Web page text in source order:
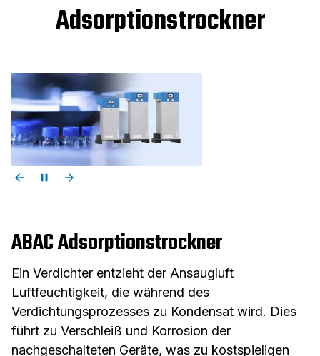
Adsorptionstrockner
ABAC Adsorptionstrockner
Ein Verdichter entzieht der Ansaugluft
Luftfeuchtigkeit, die während des
Verdichtungsprozesses zu Kondensat wird. Dies